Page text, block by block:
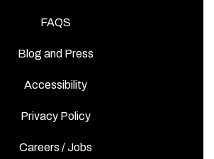
FAQS
Blog and Press
Accessibility
Privacy Policy
Careers / Jobs